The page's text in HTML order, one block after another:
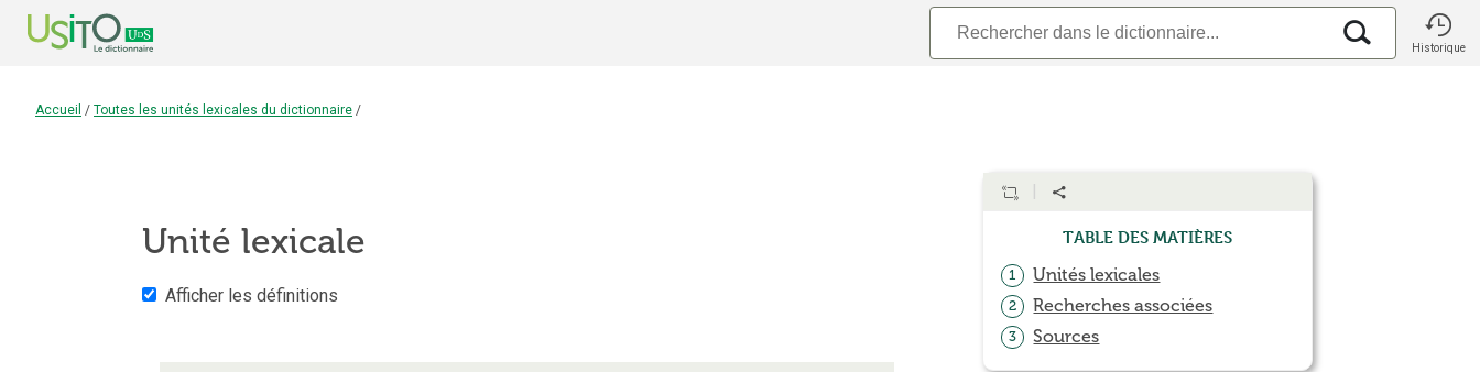
Historique
Accueil / Toutes les unités lexicales du dictionnaire /
Unité lexicale
Afficher les définitions
Table des matières
1 Unités lexicales
2 Recherches associées
3 Sources